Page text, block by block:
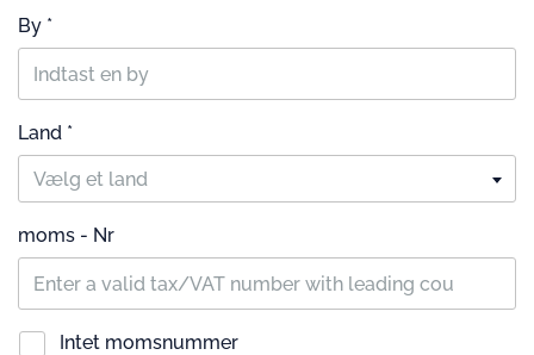
By *
Land *
Vælg et land
moms - Nr
Intet momsnummer